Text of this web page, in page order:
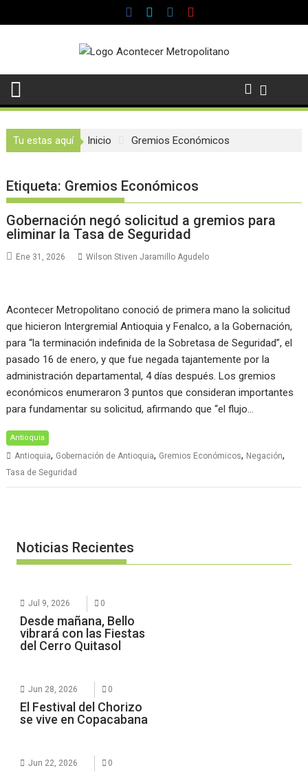
al
Tu estas aquí Inicio Gremios Económicos
Etiqueta: Gremios Económicos
Gobernación negó solicitud a gremios para
eliminar la Tasa de Seguridad
Ene 31, 2026 Wilson Stiven Jaramillo Agudelo
Acontecer Metropolitano conoció de primera mano la solicitud
que hicieron Intergremial Antioquia y Fenalco, a la Gobernación,
para “la terminación indefinida de la Sobretasa de Seguridad”, el
pasado 16 de enero, y que fue negada tajantemente por la
administración departamental, 4 días después. Los gremios
económicos enumeraron 3 puntos que consideran importantes
para fundamentar su solicitud, afirmando que “el flujo…
Antioquia
Antioquia, Gobernación de Antioquia, Gremios Económicos, Negación,
Tasa de Seguridad
Noticias Recientes
Jul 9, 2026 0
Desde mañana, Bello
vibrará con las Fiestas
del Cerro Quitasol
Jun 28, 2026 0
El Festival del Chorizo
se vive en Copacabana
Jun 22, 2026 0